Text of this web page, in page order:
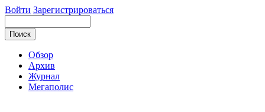
Войти Зарегистрироваться
Обзор
Архив
Журнал
Мегаполис